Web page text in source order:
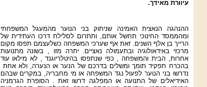
עיוורת מאידך.
ההנהגה הנאצית האמינה שניתוק בני הנוער מהמעגל המשפחתי
ומהממסד החינוכי תחשל אותם, ותתרום לסלילת דרכו העתידית של
הרייך בן אלף השנים. זאת אף שערכי המשפחה כשלעצמם תפסו מקום
מרכזי באידאולוגיה ובתעמולה נאציים. יתרה מזו , בשונה מתנועות
אחרות, הבית והמשפחה , כפי שנתפסו בהיטלריוגנד , לא מילאו עוד
בהכרח תפקיד תומך ומשלים בדרכם של הנער או הנערה, ולא אחת
נדרשו בני הנוער לפעול נגד המשפחה או מי מחבריה, במקרים שבהם
האידיאלים של התנועה או המפלגה דרשו זאת . הסופרת הגרמניה